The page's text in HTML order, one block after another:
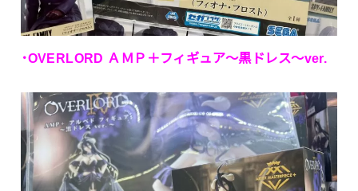
･OVERLORD ＡＭＰ＋フィギュア〜黒ドレス〜ver.